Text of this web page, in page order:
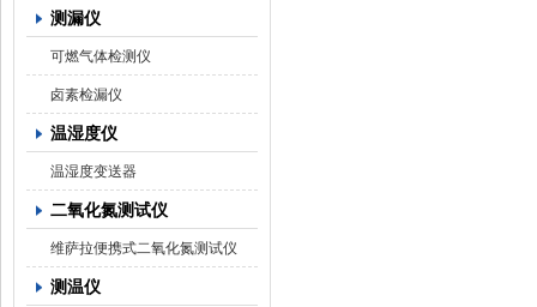
测漏仪
可燃气体检测仪
卤素检漏仪
温湿度仪
温湿度变送器
二氧化氮测试仪
维萨拉便携式二氧化氮测试仪
测温仪